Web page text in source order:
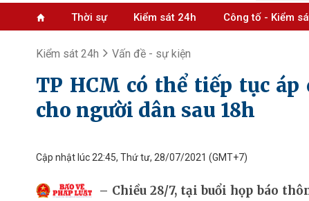
Thời sự Kiểm sát 24h Công tố - Kiểm
Kiểm sát 24h Vấn đề - sự kiện
TP HCM có thể tiếp tục
cho người dân sau 18h
Cập nhật lúc 22:45, Thứ tư, 28/07/2021 (GMT+7)
Chiều 28/7, tại buổi họp báo